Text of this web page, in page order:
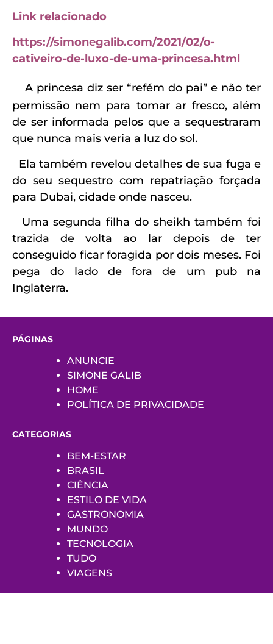
Link relacionado
https://simonegalib.com/2021/02/o-
cativeiro-de-luxo-de-uma-princesa.html
A princesa diz ser “refém do pai” e não ter
permissão nem para tomar ar fresco, além
de ser informada pelos que a sequestraram
que nunca mais veria a luz do sol.
Ela também revelou detalhes de sua fuga e
do seu sequestro com repatriação forçada
para Dubai, cidade onde nasceu.
Uma segunda filha do sheikh também foi
trazida de volta ao lar depois de ter
conseguido ficar foragida por dois meses. Foi
pega do lado de fora de um pub na
Inglaterra.
PÁGINAS
ANUNCIE
SIMONE GALIB
HOME
POLÍTICA DE PRIVACIDADE
CATEGORIAS
BEM-ESTAR
BRASIL
CIÊNCIA
ESTILO DE VIDA
GASTRONOMIA
MUNDO
TECNOLOGIA
TUDO
VIAGENS